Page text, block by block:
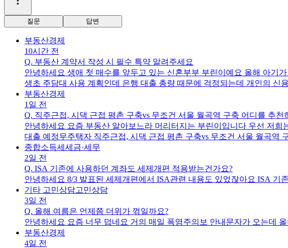
질문 답변
부동산경제
10시간 전
Q. 부동산 계약서 작성 시 필수 특약 알려주세요
안녕하세요 생애 첫 매수를 앞두고 있는 신혼부부 부린이예요 올해 아기
생초 주담대 사용 계획인데 은행 대출 총량 때문에 걱정되는데 개인의 신
죠?
부동산경제
1일 전
Q. 직주근접, 시댁 근접 평촌 구축vs 무조건 서울 월곡역 구축 어디를 추천
안녕하세요 요즘 부동산 알아보느라 머리터지는 부린이입니다 우선 저
대출 예정무주택자 직주근접, 시댁 근접 평촌 구축vs 무조건 서울 월곡역
평촌이 더 많더라구요 용적률은 서울 구축이 300프로, 평촌 구축은 200
부탁드립니다
종합소득세 세금·세무
2일 전
Q. ISA 기존에 사용하던 계좌도 세제개편 적용받는건가요?
안녕하세요 8/3 발표된 세제개편에서 ISA관련 내용도 있었잖아요 ISA 기
기타 고민상담고민상담
3일 전
Q. 올해 여름은 언제쯤 더위가 꺾일까요?
안녕하세요 요즘 너무 덥네요 거의 매일 폭염주의보 안내문자가 오는데
부동산경제
4일 전